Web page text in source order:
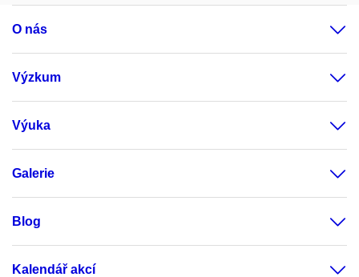
O nás
Výzkum
Výuka
Galerie
Blog
Kalendář akcí